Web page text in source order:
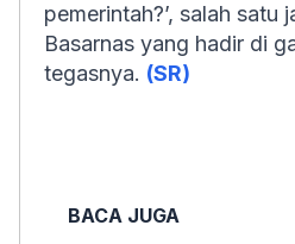
pemerintah?’, salah satu
Basarnas yang hadir di
tegasnya. (SR)
BACA JUGA